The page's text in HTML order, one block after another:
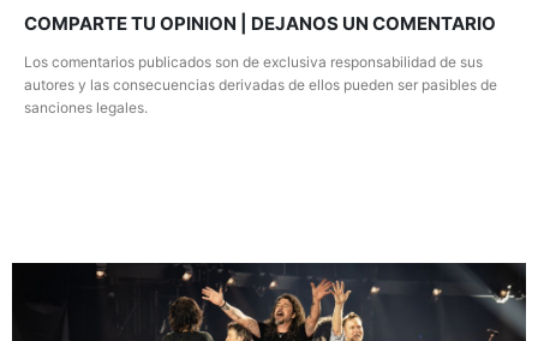
COMPARTE TU OPINION | DEJANOS UN COMENTARIO
Los comentarios publicados son de exclusiva responsabilidad de sus
autores y las consecuencias derivadas de ellos pueden ser pasibles de
sanciones legales.